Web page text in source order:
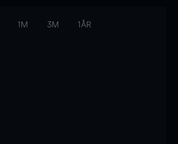
1M 3M 1ÅR